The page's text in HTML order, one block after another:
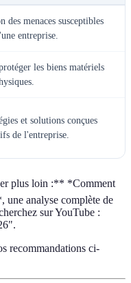
des menaces susceptibles
entreprise.
les biens matériels
et solutions conçues
de l'entreprise.
plus loin :** *Comment
une analyse complète de
sur YouTube :
recommandations ci-